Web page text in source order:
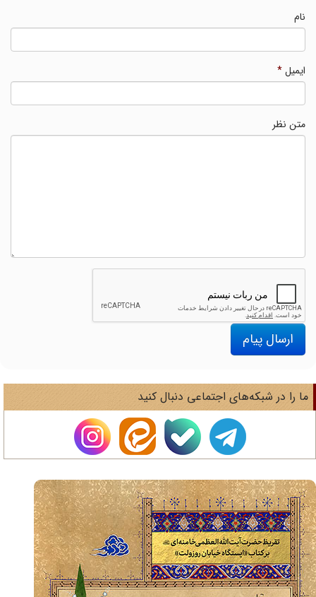
ایمیل*
متن نظر
ارسال پیام
را در شبکه‌های اجتماعی دنبال کنید